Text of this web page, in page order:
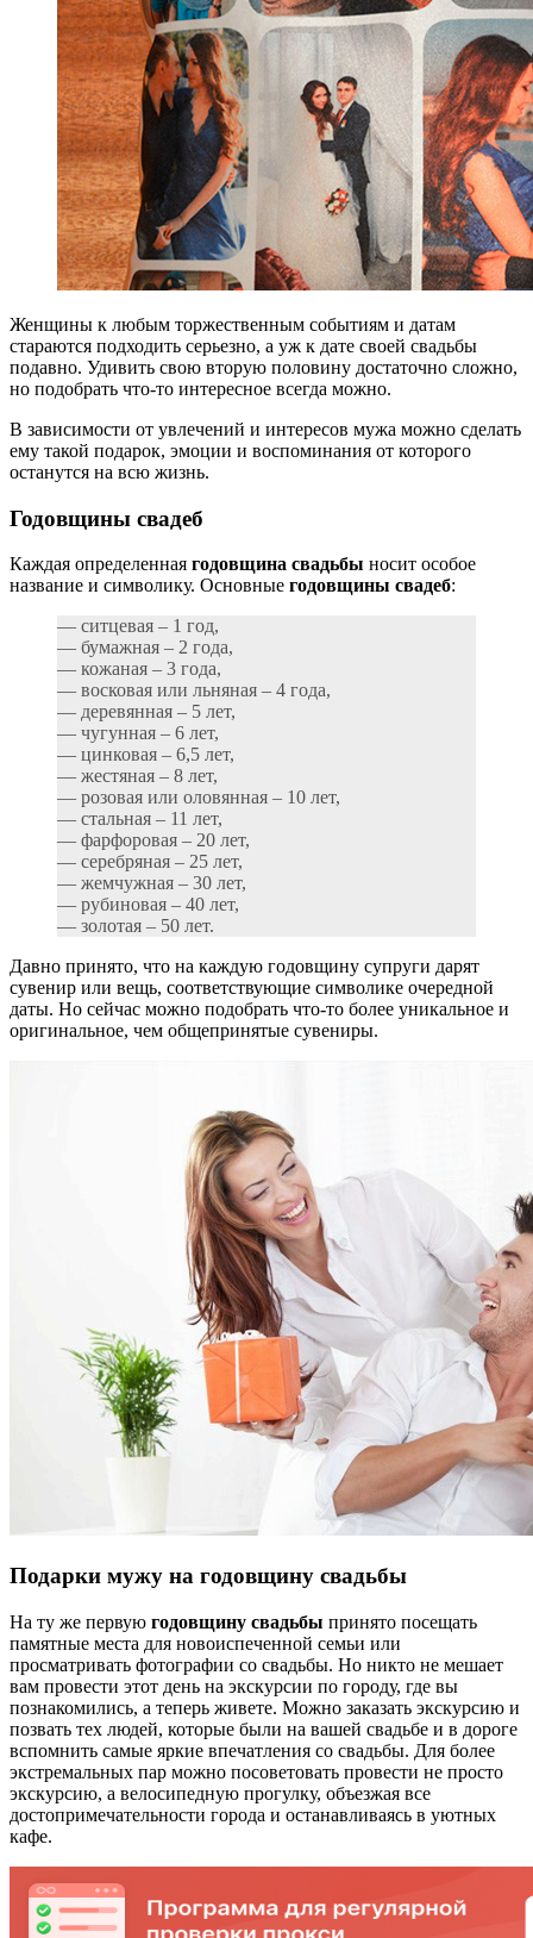
Женщины к любым торжественным событиям и датам
стараются подходить серьезно, а уж к дате своей свадьбы
подавно. Удивить свою вторую половину достаточно сложно,
но подобрать что-то интересное всегда можно.
В зависимости от увлечений и интересов мужа можно сделать
ему такой подарок, эмоции и воспоминания от которого
останутся на всю жизнь.
Годовщины свадеб
Каждая определенная годовщина свадьбы носит особое
название и символику. Основные годовщины свадеб:
— ситцевая – 1 год,
— бумажная – 2 года,
— кожаная – 3 года,
— восковая или льняная – 4 года,
— деревянная – 5 лет,
— чугунная – 6 лет,
— цинковая – 6,5 лет,
— жестяная – 8 лет,
— розовая или оловянная – 10 лет,
— стальная – 11 лет,
— фарфоровая – 20 лет,
— серебряная – 25 лет,
— жемчужная – 30 лет,
— рубиновая – 40 лет,
— золотая – 50 лет.
Давно принято, что на каждую годовщину супруги дарят
сувенир или вещь, соответствующие символике очередной
даты. Но сейчас можно подобрать что-то более уникальное и
оригинальное, чем общепринятые сувениры.
Подарки мужу на годовщину свадьбы
На ту же первую годовщину свадьбы принято посещать
памятные места для новоиспеченной семьи или
просматривать фотографии со свадьбы. Но никто не мешает
вам провести этот день на экскурсии по городу, где вы
познакомились, а теперь живете. Можно заказать экскурсию и
позвать тех людей, которые были на вашей свадьбе и в дороге
вспомнить самые яркие впечатления со свадьбы. Для более
экстремальных пар можно посоветовать провести не просто
экскурсию, а велосипедную прогулку, объезжая все
достопримечательности города и останавливаясь в уютных
кафе.